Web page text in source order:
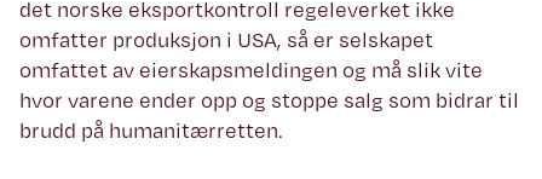
det norske eksportkontroll regeleverket ikke
omfatter produksjon i USA, så er selskapet
omfattet av eierskapsmeldingen og må slik vite
hvor varene ender opp og stoppe salg som bidrar til
brudd på humanitærretten.